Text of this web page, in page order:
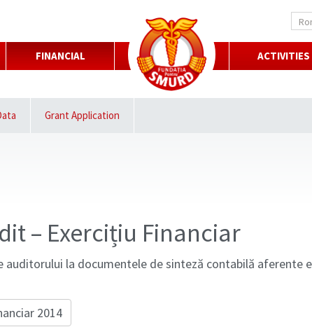
FINANCIAL ACTIVITIES
Grant Application
– Exercițiu Financiar
auditorului la documentele de sinteză contabilă aferente
2014